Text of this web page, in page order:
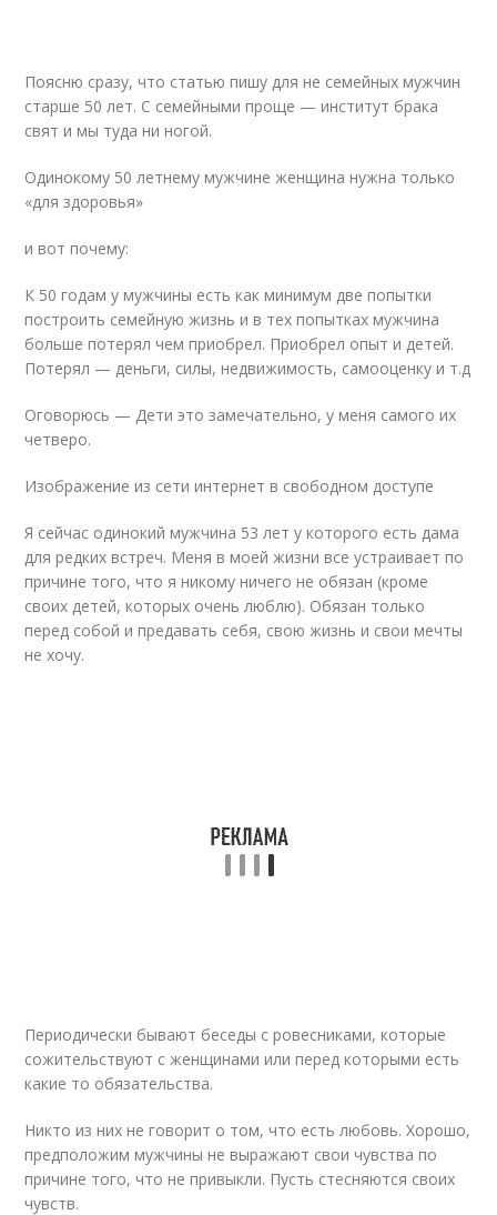
Поясню сразу, что статью пишу для не семейных мужчин
старше 50 лет. С семейными проще — институт брака
свят и мы туда ни ногой.
Одинокому 50 летнему мужчине женщина нужна только
«для здоровья»
и вот почему:
К 50 годам у мужчины есть как минимум две попытки
построить семейную жизнь и в тех попытках мужчина
больше потерял чем приобрел. Приобрел опыт и детей.
Потерял — деньги, силы, недвижимость, самооценку и т.д
Оговорюсь — Дети это замечательно, у меня самого их
четверо.
Изображение из сети интернет в свободном доступе
Я сейчас одинокий мужчина 53 лет у которого есть дама
для редких встреч. Меня в моей жизни все устраивает по
причине того, что я никому ничего не обязан (кроме
своих детей, которых очень люблю). Обязан только
перед собой и предавать себя, свою жизнь и свои мечты
не хочу.
Периодически бывают беседы с ровесниками, которые
сожительствуют с женщинами или перед которыми есть
какие то обязательства.
Никто из них не говорит о том, что есть любовь. Хорошо,
предположим мужчины не выражают свои чувства по
причине того, что не привыкли. Пусть стесняются своих
чувств.